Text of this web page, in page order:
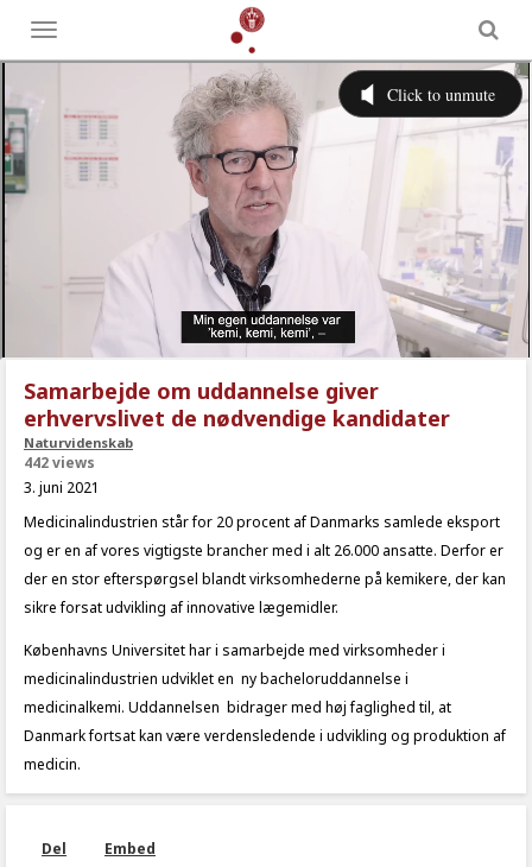
Toggle
menu
Samarbejde om uddannelse giver
erhvervslivet de nødvendige kandidater
Naturvidenskab
442 views
3. juni 2021
Medicinalindustrien står for 20 procent af Danmarks samlede eksport
og er en af vores vigtigste brancher med i alt 26.000 ansatte. Derfor er
der en stor efterspørgsel blandt virksomhederne på kemikere, der kan
sikre forsat udvikling af innovative lægemidler.
Københavns Universitet har i samarbejde med virksomheder i
medicinalindustrien udviklet en ny bacheloruddannelse i
medicinalkemi. Uddannelsen bidrager med høj faglighed til, at
Danmark fortsat kan være verdensledende i udvikling og produktion af
medicin.
Del Embed